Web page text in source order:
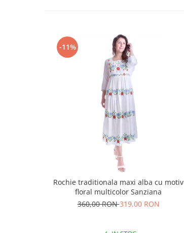
-11%
Rochie traditionala maxi alba cu motiv
floral multicolor Sanziana
360,00 RON319,00 RON